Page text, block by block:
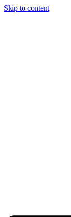
Skip to content